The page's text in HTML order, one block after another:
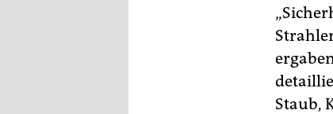
Staub,